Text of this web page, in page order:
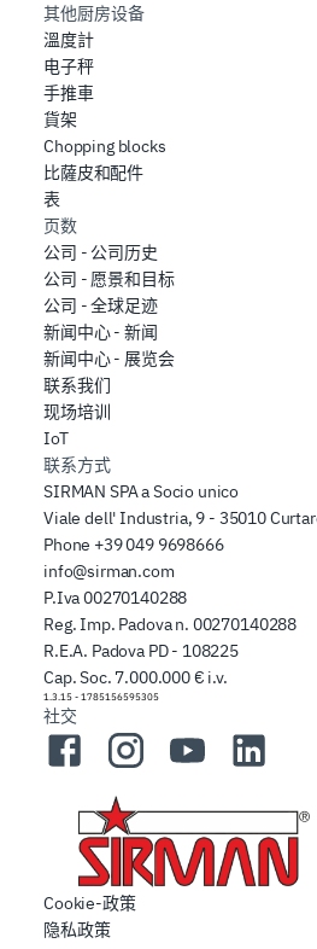
其他厨房设备
溫度計
电子秤
手推車
貨架
Chopping blocks
比薩皮和配件
表
页数
公司 - 公司历史
公司 - 愿景和目标
公司 - 全球足迹
新闻中心 - 新闻
新闻中心 - 展览会
联系我们
现场培训
IoT
联系方式
SIRMAN SPA a Socio unico
Viale dell' Industria, 9 - 35010
Phone +39 049 9698666
info@sirman.com
P.Iva 00270140288
Reg. Imp. Padova n. 00270140288
R.E.A. Padova PD - 108225
Cap. Soc. 7.000.000 € i.v.
1.3.15 - 1785156595305
社交
FacebookInstagramYouTubeLinkedIn
Cookie-政策
隐私政策